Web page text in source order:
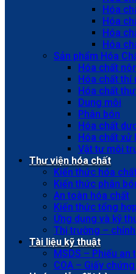
Hóa
Hóa
Hóa
Hóa
Sản phẩm Hóa
Hóa chất
Hóa chất thí
Hóa chất
Dung môi
Phân bón
Hóa chất
Hóa chất xử
Vật tư môi
Thư viện hóa chất
Kiến thức hóa
Kiến thức phân
An toàn hóa chất
Kiến thức tổng hợp
Ứng dụng và kỹ
Thị trường –
Tài liệu kỹ thuật
MSDS – Phiếu an
COA – Giấy